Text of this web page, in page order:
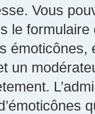
Vous
le
un